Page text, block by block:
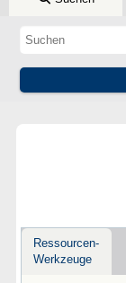
Ressourcen-
Werkzeuge